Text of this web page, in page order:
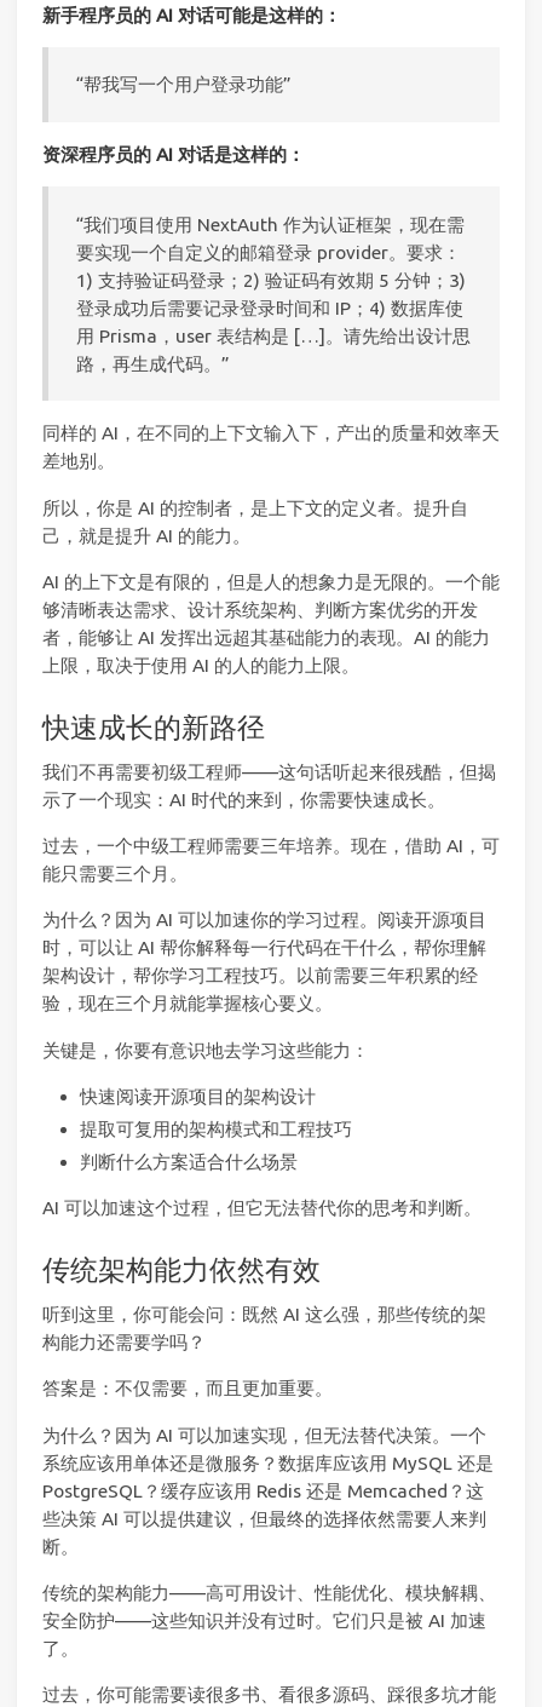
新手程序员的 AI 对话可能是这样的：
“帮我写一个用户登录功能”
资深程序员的 AI 对话是这样的：
“我们项目使用 NextAuth 作为认证框架，现在需
要实现一个自定义的邮箱登录 provider。要求：
1) 支持验证码登录；2) 验证码有效期 5 分钟；3)
登录成功后需要记录登录时间和 IP；4) 数据库使
用 Prisma，user 表结构是 […]。请先给出设计思
路，再生成代码。”
同样的 AI，在不同的上下文输入下，产出的质量和效率天
差地别。
所以，你是 AI 的控制者，是上下文的定义者。提升自
己，就是提升 AI 的能力。
AI 的上下文是有限的，但是人的想象力是无限的。一个能
够清晰表达需求、设计系统架构、判断方案优劣的开发
者，能够让 AI 发挥出远超其基础能力的表现。AI 的能力
上限，取决于使用 AI 的人的能力上限。
快速成长的新路径
我们不再需要初级工程师——这句话听起来很残酷，但揭
示了一个现实：AI 时代的来到，你需要快速成长。
过去，一个中级工程师需要三年培养。现在，借助 AI，可
能只需要三个月。
为什么？因为 AI 可以加速你的学习过程。阅读开源项目
时，可以让 AI 帮你解释每一行代码在干什么，帮你理解
架构设计，帮你学习工程技巧。以前需要三年积累的经
验，现在三个月就能掌握核心要义。
关键是，你要有意识地去学习这些能力：
快速阅读开源项目的架构设计
提取可复用的架构模式和工程技巧
判断什么方案适合什么场景
AI 可以加速这个过程，但它无法替代你的思考和判断。
传统架构能力依然有效
听到这里，你可能会问：既然 AI 这么强，那些传统的架
构能力还需要学吗？
答案是：不仅需要，而且更加重要。
为什么？因为 AI 可以加速实现，但无法替代决策。一个
系统应该用单体还是微服务？数据库应该用 MySQL 还是
PostgreSQL？缓存应该用 Redis 还是 Memcached？这
些决策 AI 可以提供建议，但最终的选择依然需要人来判
断。
传统的架构能力——高可用设计、性能优化、模块解耦、
安全防护——这些知识并没有过时。它们只是被 AI 加速
了。
过去，你可能需要读很多书、看很多源码、踩很多坑才能